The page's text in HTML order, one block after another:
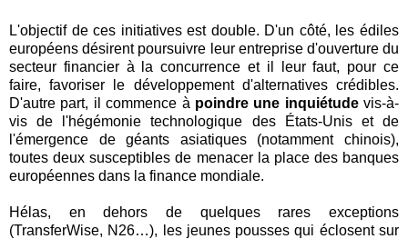
L'objectif de ces initiatives est double. D'un côté, les édiles
européens désirent poursuivre leur entreprise d'ouverture du
secteur financier à la concurrence et il leur faut, pour ce
faire, favoriser le développement d'alternatives crédibles.
D'autre part, il commence à poindre une inquiétudevis-à-
vis de l'hégémonie technologique des États-Unis et de
l'émergence de géants asiatiques (notamment chinois),
toutes deux susceptibles de menacer la place des banques
européennes dans la finance mondiale.
Hélas, en dehors de quelques rares exceptions
(TransferWise, N26…), les jeunes pousses qui éclosent sur